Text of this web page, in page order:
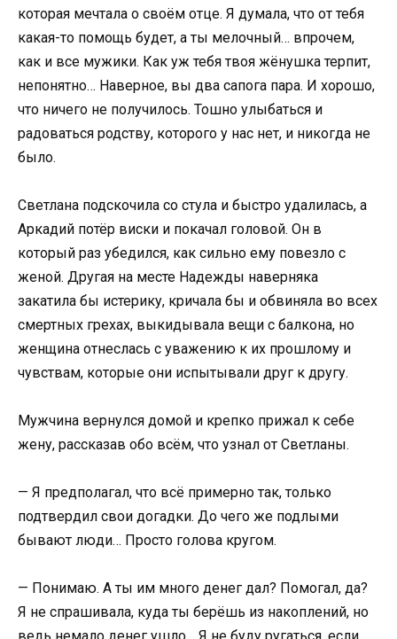
которая мечтала о своём отце. Я думала, что от тебя
какая-то помощь будет, а ты мелочный… впрочем,
как и все мужики. Как уж тебя твоя жёнушка терпит,
непонятно… Наверное, вы два сапога пара. И хорошо,
что ничего не получилось. Тошно улыбаться и
радоваться родству, которого у нас нет, и никогда не
было.
Светлана подскочила со стула и быстро удалилась, а
Аркадий потёр виски и покачал головой. Он в
который раз убедился, как сильно ему повезло с
женой. Другая на месте Надежды наверняка
закатила бы истерику, кричала бы и обвиняла во всех
смертных грехах, выкидывала вещи с балкона, но
женщина отнеслась с уважению к их прошлому и
чувствам, которые они испытывали друг к другу.
Мужчина вернулся домой и крепко прижал к себе
жену, рассказав обо всём, что узнал от Светланы.
— Я предполагал, что всё примерно так, только
подтвердил свои догадки. До чего же подлыми
бывают люди… Просто голова кругом.
— Понимаю. А ты им много денег дал? Помогал, да?
Я не спрашивала, куда ты берёшь из накоплений, но